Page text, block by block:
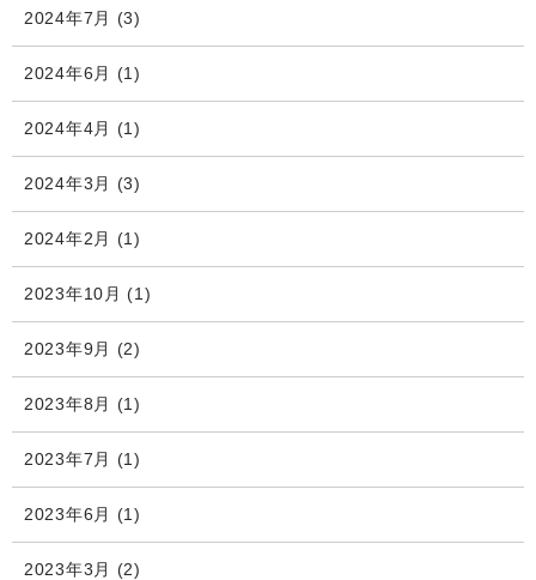
2024年7月 (3)
2024年6月 (1)
2024年4月 (1)
2024年3月 (3)
2024年2月 (1)
2023年10月 (1)
2023年9月 (2)
2023年8月 (1)
2023年7月 (1)
2023年6月 (1)
2023年3月 (2)